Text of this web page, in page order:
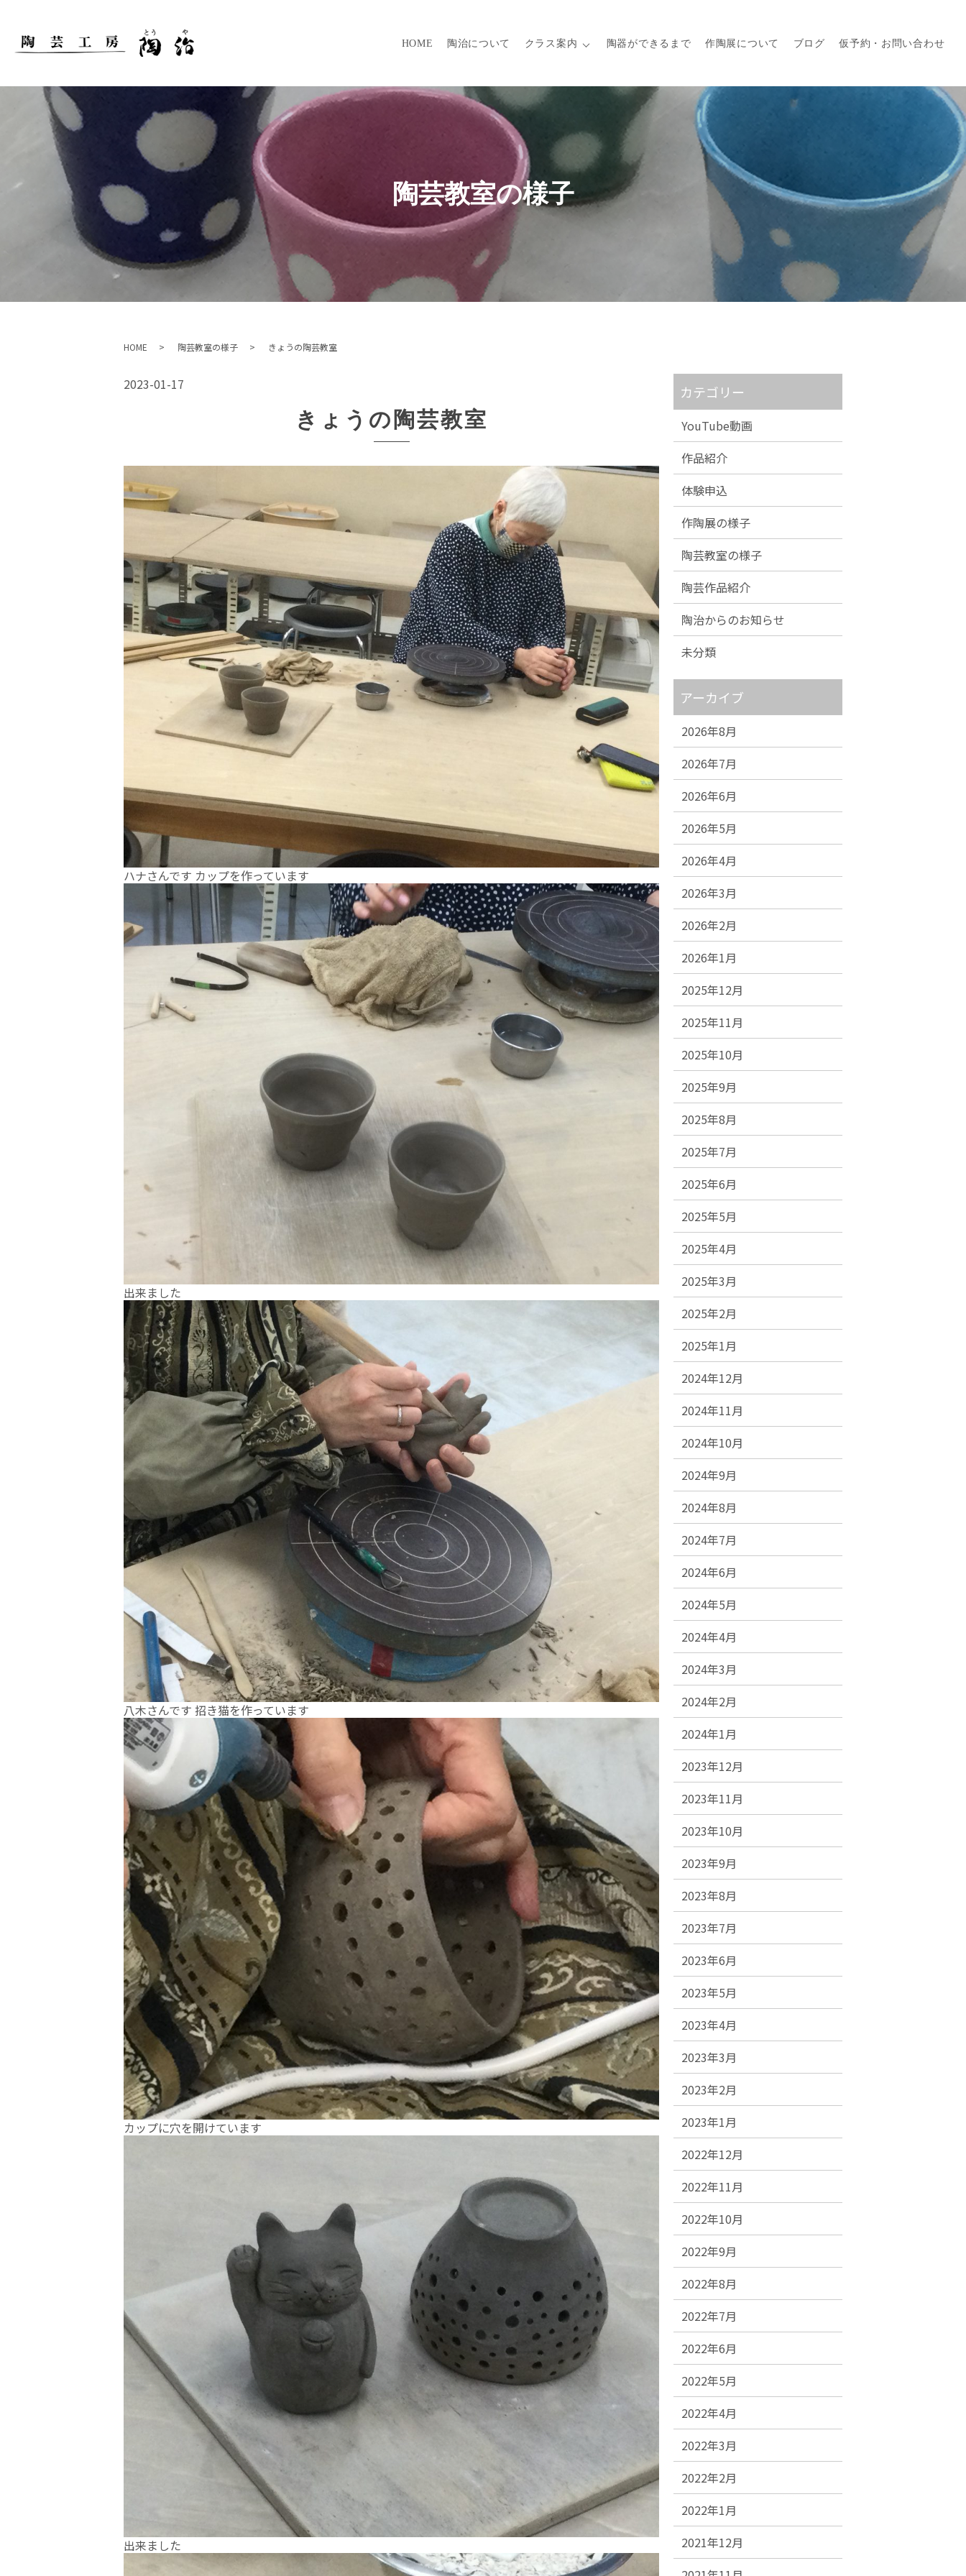
HOME 陶治について クラス案内 陶器ができるまで 作陶展について ブログ 仮予約・お問い合わせ
陶芸教室の様子
HOME 陶芸教室の様子 きょうの陶芸教室
2023-01-17
きょうの陶芸教室
ハナさんです カップを作っています
出来ました
八木さんです 招き猫を作っています
カップに穴を開けています
出来ました
カテゴリー
YouTube動画
作品紹介
体験申込
作陶展の様子
陶芸教室の様子
陶芸作品紹介
陶治からのお知らせ
未分類
アーカイブ
2026年8月
2026年7月
2026年6月
2026年5月
2026年4月
2026年3月
2026年2月
2026年1月
2025年12月
2025年11月
2025年10月
2025年9月
2025年8月
2025年7月
2025年6月
2025年5月
2025年4月
2025年3月
2025年2月
2025年1月
2024年12月
2024年11月
2024年10月
2024年9月
2024年8月
2024年7月
2024年6月
2024年5月
2024年4月
2024年3月
2024年2月
2024年1月
2023年12月
2023年11月
2023年10月
2023年9月
2023年8月
2023年7月
2023年6月
2023年5月
2023年4月
2023年3月
2023年2月
2023年1月
2022年12月
2022年11月
2022年10月
2022年9月
2022年8月
2022年7月
2022年6月
2022年5月
2022年4月
2022年3月
2022年2月
2022年1月
2021年12月